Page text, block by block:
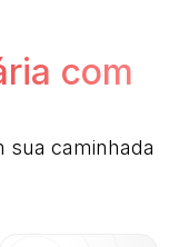
com
sua caminhada